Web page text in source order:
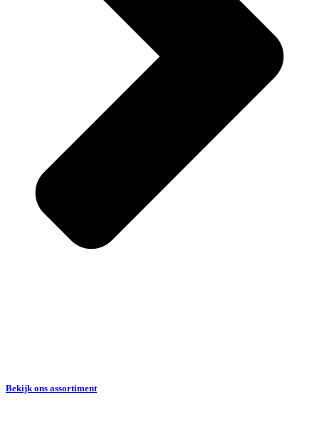
Bekijk ons assortiment